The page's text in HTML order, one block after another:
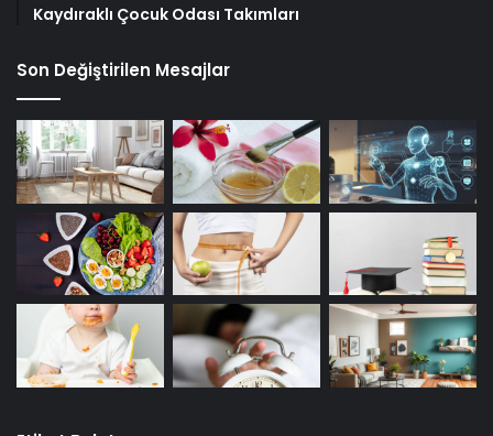
Kaydıraklı Çocuk Odası Takımları
Son Değiştirilen Mesajlar